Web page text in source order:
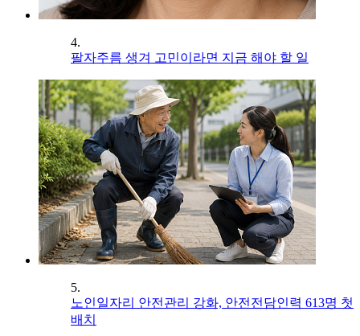
4.
팔자주름 생겨 고민이라면 지금 해야 할 일
5.
노인일자리 안전관리 강화, 안전전담인력 613명 첫
배치